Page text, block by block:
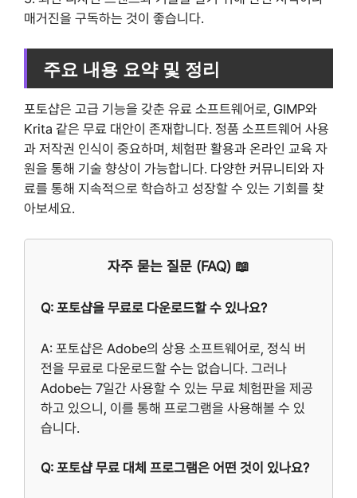
매거진을 구독하는 것이 좋습니다.
주요 내용 요약 및 정리
포토샵은 고급 기능을 갖춘 유료 소프트웨어로, GIMP와
Krita 같은 무료 대안이 존재합니다. 정품 소프트웨어 사용
과 저작권 인식이 중요하며, 체험판 활용과 온라인 교육 자
원을 통해 기술 향상이 가능합니다. 다양한 커뮤니티와 자
료를 통해 지속적으로 학습하고 성장할 수 있는 기회를 찾
아보세요.
자주 묻는 질문 (FAQ) 📖
Q: 포토샵을 무료로 다운로드할 수 있나요?
A: 포토샵은 Adobe의 상용 소프트웨어로, 정식 버
전을 무료로 다운로드할 수는 없습니다. 그러나
Adobe는 7일간 사용할 수 있는 무료 체험판을 제공
하고 있으니, 이를 통해 프로그램을 사용해볼 수 있
습니다.
Q: 포토샵 무료 대체 프로그램은 어떤 것이 있나요?